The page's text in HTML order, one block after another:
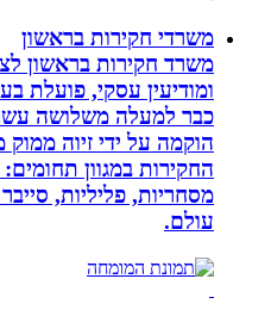
משרדי חקירות בראשון
משרד חקירות בראשון לציון.
ומודיעין עסקי, פועלת בענף
כבר למעלה משלושה עשורים,
הוקמה על ידי זיוה ממוק
החקירות במגוון תחומים:
מסחריות, פליליות, סייבר
עולם.